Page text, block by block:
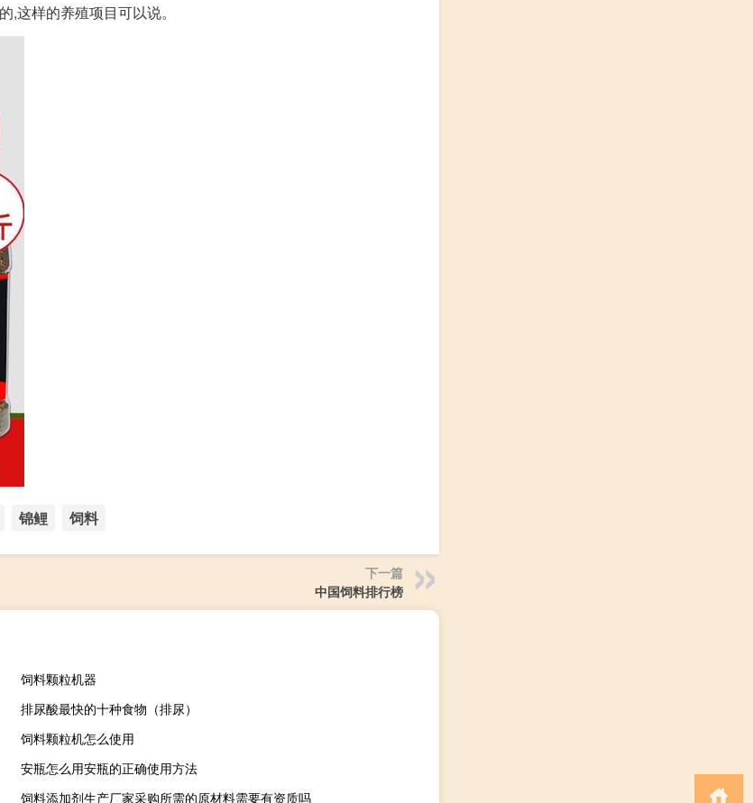
这样的养殖项目可以说。
锦鲤 饲料
下一篇
中国饲料排行榜
饲料颗粒机器
排尿酸最快的十种食物（排尿）
饲料颗粒机怎么使用
安瓶怎么用安瓶的正确使用方法
饲料添加剂生产厂家采购所需的原材料需要有资质吗